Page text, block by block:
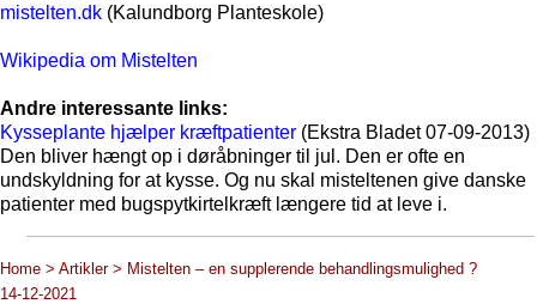
mistelten.dk (Kalundborg Planteskole)
Wikipedia om Mistelten
Andre interessante links:
Kysseplante hjælper kræftpatienter (Ekstra Bladet 07-09-2013)
Den bliver hængt op i døråbninger til jul. Den er ofte en
undskyldning for at kysse. Og nu skal misteltenen give danske
patienter med bugspytkirtelkræft længere tid at leve i.
Home > Artikler > Mistelten – en supplerende behandlingsmulighed ?
14-12-2021